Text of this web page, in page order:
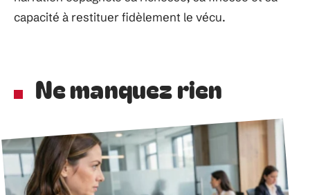
capacité à restituer fidèlement le vécu.
Ne manquez rien